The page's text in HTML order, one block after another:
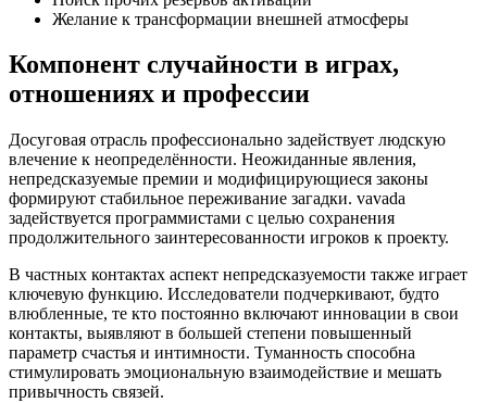
Желание к трансформации внешней атмосферы
Компонент случайности в играх,
отношениях и профессии
Досуговая отрасль профессионально задействует людскую
влечение к неопределённости. Неожиданные явления,
непредсказуемые премии и модифицирующиеся законы
формируют стабильное переживание загадки. vavada
задействуется программистами с целью сохранения
продолжительного заинтересованности игроков к проекту.
В частных контактах аспект непредсказуемости также играет
ключевую функцию. Исследователи подчеркивают, будто
влюбленные, те кто постоянно включают инновации в свои
контакты, выявляют в большей степени повышенный
параметр счастья и интимности. Туманность способна
стимулировать эмоциональную взаимодействие и мешать
привычность связей.